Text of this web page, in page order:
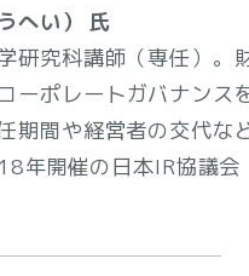
へい） 氏
研究科講師（専任）。
ーポレートガバナンス
期間や経営者の交代な
年開催の日本IR協議会